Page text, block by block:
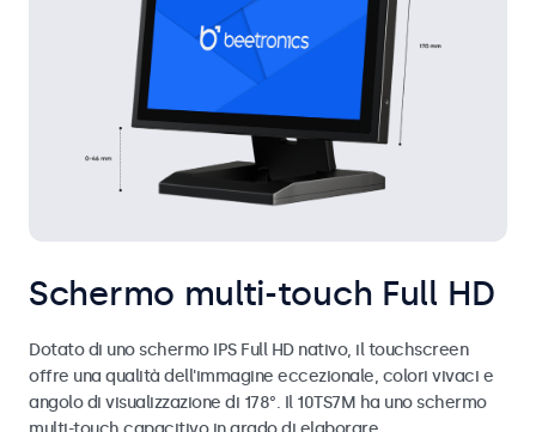
Schermo multi-touch Full HD
Dotato di uno schermo IPS Full HD nativo, il touchscreen
offre una qualità dell'immagine eccezionale, colori vivaci e
angolo di visualizzazione di 178°. Il 10TS7M ha uno schermo